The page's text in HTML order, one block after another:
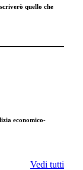
quello che
economico-
Vedi tutti